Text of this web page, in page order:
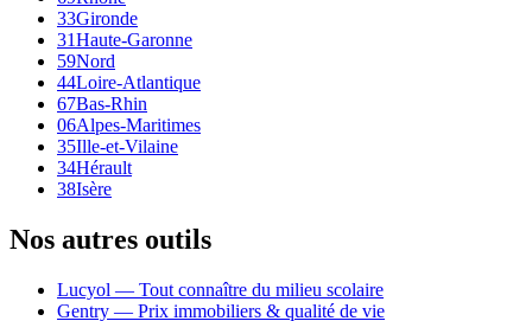
33Gironde
31Haute-Garonne
59Nord
44Loire-Atlantique
67Bas-Rhin
06Alpes-Maritimes
35Ille-et-Vilaine
34Hérault
38Isère
Nos autres outils
Lucyol — Tout connaître du milieu scolaire
Gentry — Prix immobiliers & qualité de vie